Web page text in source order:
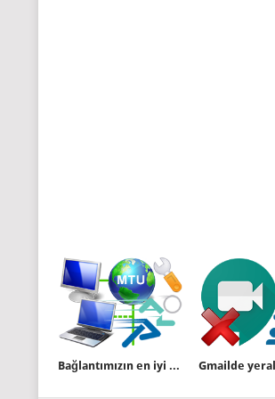
Bağlantımızın en iyi MTU değerini bulalım